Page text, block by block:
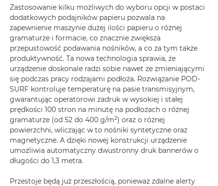
Zastosowanie kilku możliwych do wyboru opcji w postaci
dodatkowych podajników papieru pozwala na
zapewnienie maszynie dużej ilości papieru o różnej
gramaturze i formacie, co znacznie zwiększa
przepustowość podawania nośników, a co za tym także
produktywność. Ta nowa technologia sprawia, że
urządzenie doskonale radzi sobie nawet ze zmieniającymi
się podczas pracy rodzajami podłoża. Rozwiązanie POD-
SURF kontroluje temperaturę na pasie transmisyjnym,
gwarantując operatorowi zadruk w wysokiej i stałej
prędkości 100 stron na minutę na podłożach o różnej
gramaturze (od 52 do 400 g/m2) oraz o różnej
powierzchni, wliczając w to nośniki syntetyczne oraz
magnetyczne. A dzięki nowej konstrukcji urządzenie
umożliwia automatyczny dwustronny druk bannerów o
długości do 1,3 metra.
Przestoje będą już przeszłością, ponieważ zdalne alerty